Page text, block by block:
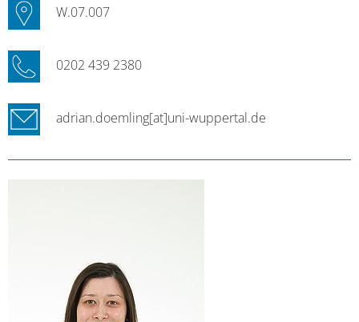
W.07.007
0202 439 2380
adrian.doemling[at]uni-wuppertal.de